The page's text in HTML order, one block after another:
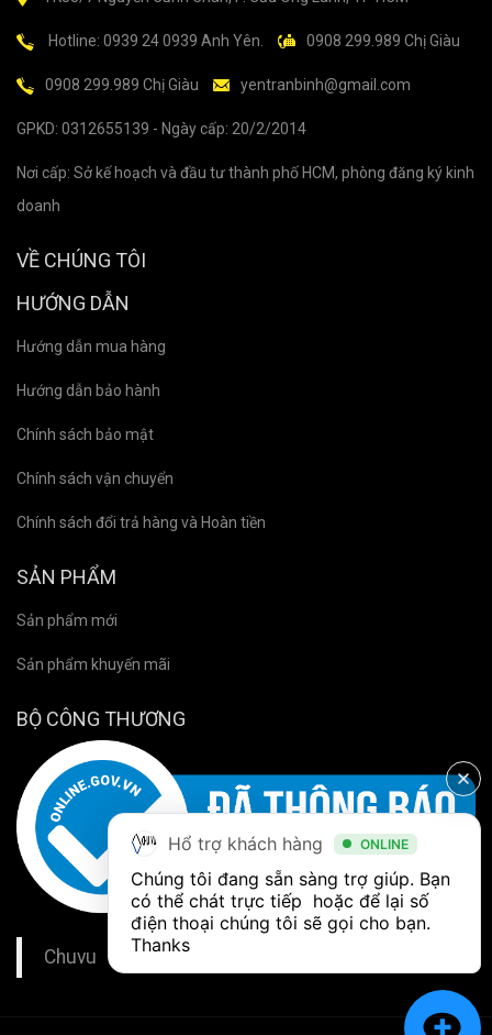
Hotline: 0939 24 0939 Anh Yên. 0908 299.989 Chị Giàu
0908 299.989 Chị Giàu yentranbinh@gmail.com
GPKD: 0312655139 - Ngày cấp: 20/2/2014
Nơi cấp: Sở kế hoạch và đầu tư thành phố HCM, phòng đăng ký kinh
doanh
VỀ CHÚNG TÔI
HƯỚNG DẪN
Hướng dẫn mua hàng
Hướng dẫn bảo hành
Chính sách bảo mật
Chính sách vận chuyển
Chính sách đổi trả hàng và Hoàn tiền
SẢN PHẨM
Sản phẩm mới
Sản phẩm khuyến mãi
BỘ CÔNG THƯƠNG
Chuvu
Hổ trợ khách hàng ONLINE
Chúng tôi đang sẵn sàng trợ giúp. Bạn
có thể chát trực tiếp  hoặc để lại số
điện thoại chúng tôi sẽ gọi cho bạn.
Thanks